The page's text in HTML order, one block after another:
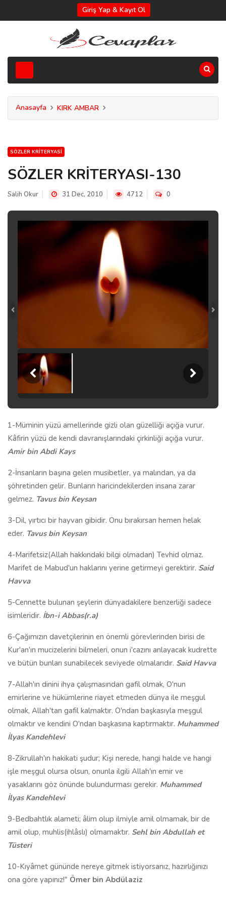
Giriş Yap & Kayıt Ol
Anasayfa KIRK AMBAR
SÖZLER KRITERYASI
SÖZLER KRİTERYASI-130
Salih Okur 31 Dec, 2010 4712 0
1-Müminin yüzü amellerinde gizli olan güzelliği açığa vurur.
Kâfirin yüzü de kendi davranışlarındaki çirkinliği açığa vurur.
Amir bin Abdi Kays
2-İnsanların başına gelen musibetler, ya malından, ya da
şöhretinden gelir. Bunların haricindekilerden insana zarar
gelmez. Tavus bin Keysan
3-Dil, yırtıcı bir hayvan gibidir. Onu bırakırsan hemen helak
eder. Tavus bin Keysan
4-Marifetsiz(Allah hakkındaki bilgi olmadan) Tevhid olmaz.
Marifet de Mabud'un haklarını yerine getirmeyi gerektirir. Said
Havva
5-Cennette bulunan şeylerin dünyadakilere benzerliği sadece
isimleridir. İbn-i Abbas(r.a)
6-Çağımızın davetçilerinin en önemli görevlerinden birisi de
Kur'an'ın mucizelerini bilmeleri, onun i'cazını anlayacak kudrette
ve bütün bunları sunabilecek seviyede olmalarıdır. Said Havva
7-Allah'ın dinini ihya çalışmasından gafil olmak, O'nun
emirlerine ve hükümlerine riayet etmeden dünya ile meşgul
olmak, Allah'tan gafil kalmaktır. O'ndan başkasıyla meşgul
olmaktır ve kendini O'ndan başkasına kaptırmaktır. Muhammed
İlyas Kandehlevi
8-Zikrullah'ın hakikati şudur; Kişi nerede, hangi halde ve hangi
işle meşgul olursa olsun, onunla ilgili Allah'ın emir ve
yasaklarını göz önünde bulundurması gerekir. Muhammed
İlyas Kandehlevi
9-Bedbahtlık alameti; âlim olup ilmiyle amil olmamak, bir de
amil olup, muhlis(ihlâslı) olmamaktır. Sehl bin Abdullah et
Tüsteri
10-Kıyâmet gününde nereye gitmek istiyorsanız, hazırlığınızı
ona göre yapınız!" Ömer bin Abdülaziz